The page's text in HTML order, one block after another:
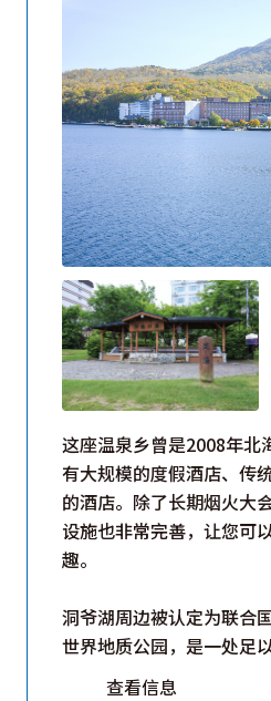
这座温泉乡曾是2008年北
有大规模的度假酒店、传
的酒店。除了长期烟火大
设施也非常完善，让您可
趣。
洞爷湖周边被认定为联合
世界地质公园，是一处足
查看信息